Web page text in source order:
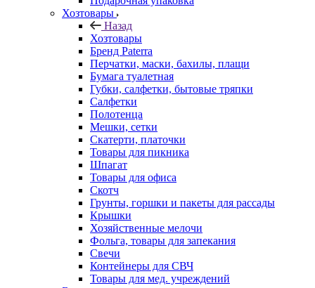
Хозтовары
Назад
Хозтовары
Бренд Paterra
Перчатки, маски, бахилы, плащи
Бумага туалетная
Губки, салфетки, бытовые тряпки
Салфетки
Полотенца
Мешки, сетки
Скатерти, платочки
Товары для пикника
Шпагат
Товары для офиса
Скотч
Грунты, горшки и пакеты для рассады
Крышки
Хозяйственные мелочи
Фольга, товары для запекания
Свечи
Контейнеры для СВЧ
Товары для мед. учреждений